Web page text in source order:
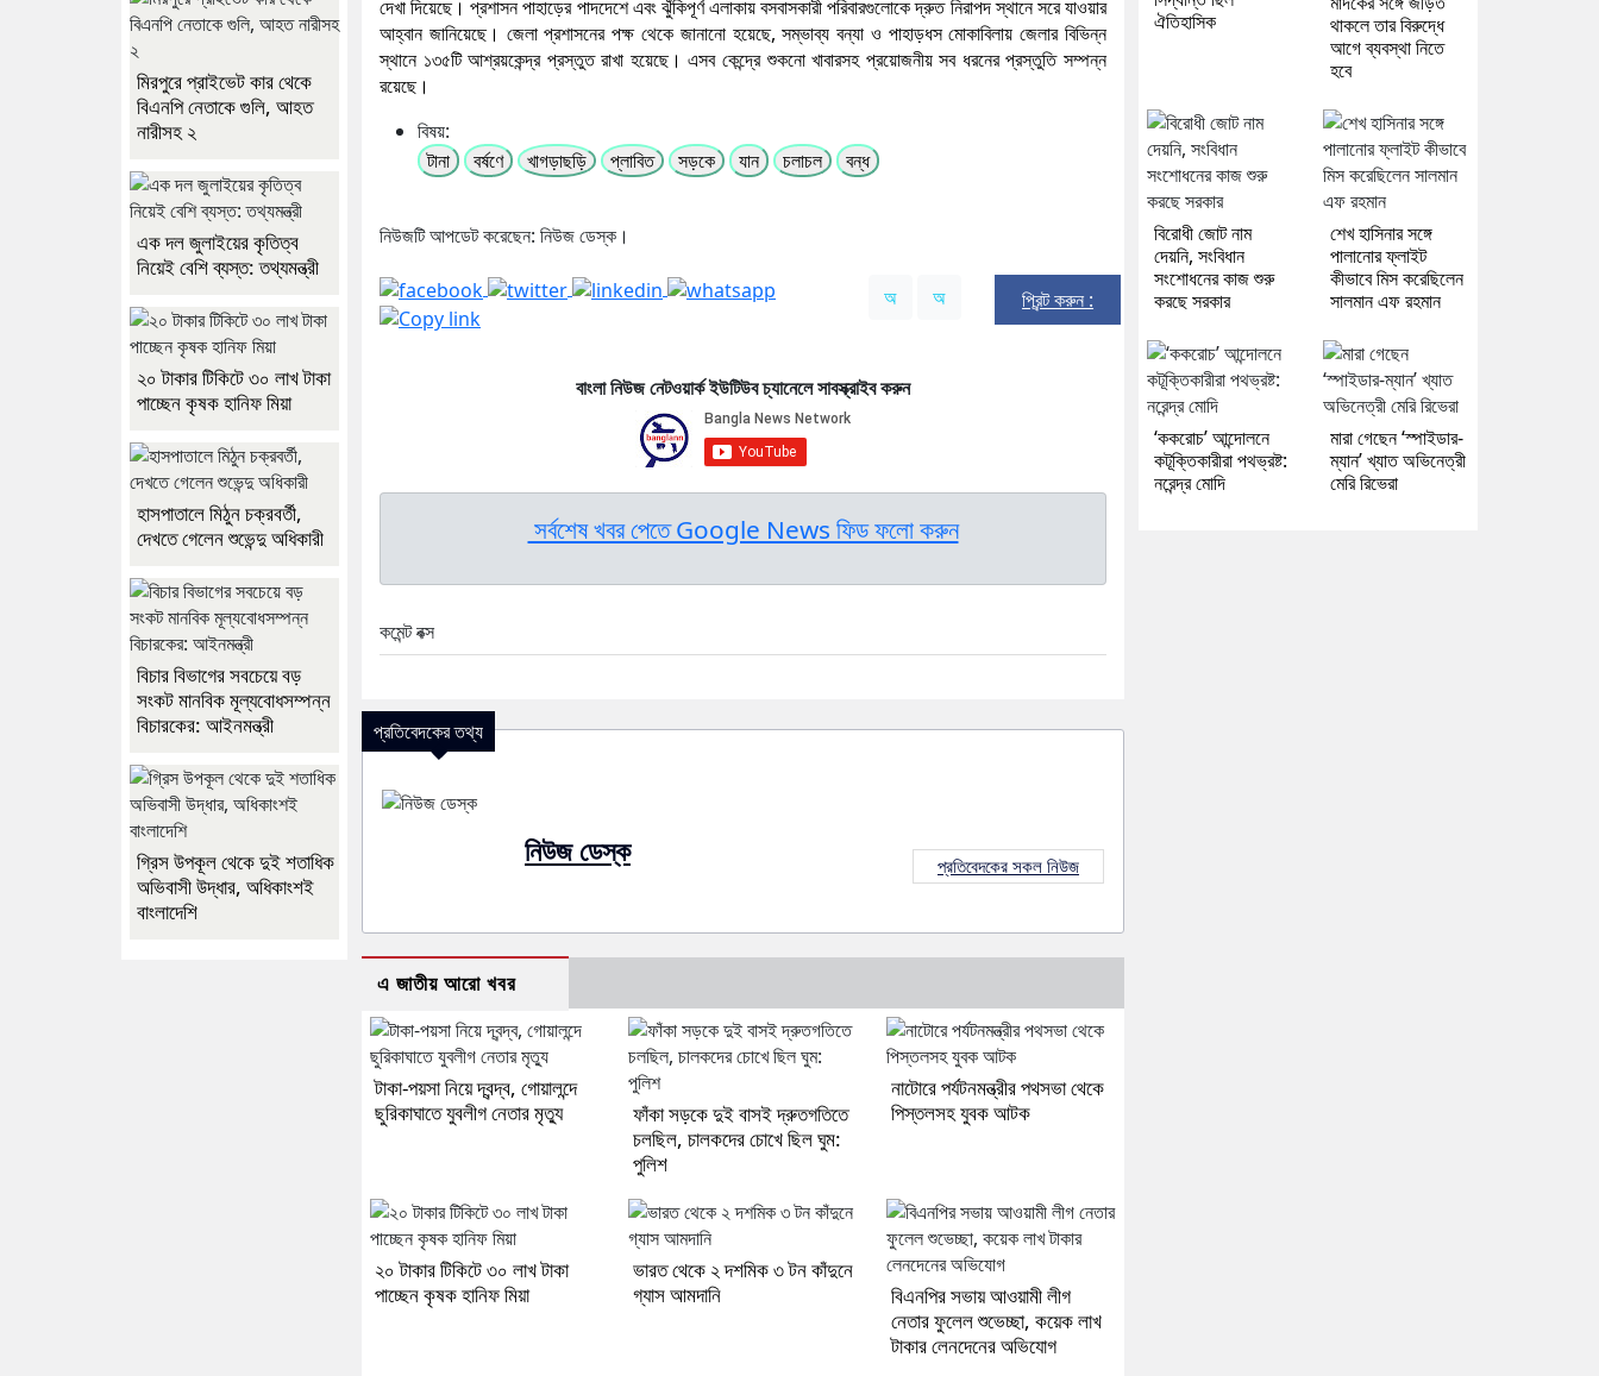
দেখা দিয়েছে। প্রশাসন পাহাড়ের পাদদেশে এবং ঝুঁকিপূর্ণ এলাকায় বসবাসকারী পরিবারগুলোকে দ্রুত নিরাপদ স্থানে সরে যাওয়ার
আহ্বান জানিয়েছে। জেলা প্রশাসনের পক্ষ থেকে জানানো হয়েছে, সম্ভাব্য বন্যা ও পাহাড়ধস মোকাবিলায় জেলার বিভিন্ন
স্থানে ১৩৫টি আশ্রয়কেন্দ্র প্রস্তুত রাখা হয়েছে। এসব কেন্দ্রে শুকনো খাবারসহ প্রয়োজনীয় সব ধরনের প্রস্তুতি সম্পন্ন
রয়েছে।
বিষয়:
টানা
বর্ষণে খাগড়াছড়ি প্লাবিত সড়কে যান চলাচল বন্ধ
নিউজটি আপডেট করেছেন: নিউজ ডেস্ক।
অ অ প্রিন্ট করুন :
বাংলা নিউজ নেটওয়ার্ক ইউটিউব চ্যানেলে সাবস্ক্রাইব করুন
সর্বশেষ খবর পেতে Google News ফিড ফলো করুন
কমেন্ট বক্স
প্রতিবেদকের তথ্য
নিউজ ডেস্ক প্রতিবেদকের সকল নিউজ
এ জাতীয় আরো খবর
টাকা-পয়সা নিয়ে দ্বন্দ্ব, গোয়ালন্দে
ছুরিকাঘাতে যুবলীগ নেতার মৃত্যু
ফাঁকা সড়কে দুই বাসই দ্রুতগতিতে
চলছিল, চালকদের চোখে ছিল ঘুম:
পুলিশ
নাটোরে পর্যটনমন্ত্রীর পথসভা থেকে
পিস্তলসহ যুবক আটক
২০ টাকার টিকিটে ৩০ লাখ টাকা
পাচ্ছেন কৃষক হানিফ মিয়া
ভারত থেকে ২ দশমিক ৩ টন কাঁদুনে
গ্যাস আমদানি
বিএনপির সভায় আওয়ামী লীগ
নেতার ফুলেল শুভেচ্ছা, কয়েক লাখ
টাকার লেনদেনের অভিযোগ
মিরপুরে প্রাইভেট কার থেকে
বিএনপি নেতাকে গুলি, আহত
নারীসহ ২
এক দল জুলাইয়ের কৃতিত্ব
নিয়েই বেশি ব্যস্ত: তথ্যমন্ত্রী
২০ টাকার টিকিটে ৩০ লাখ টাকা
পাচ্ছেন কৃষক হানিফ মিয়া
হাসপাতালে মিঠুন চক্রবর্তী,
দেখতে গেলেন শুভেন্দু অধিকারী
বিচার বিভাগের সবচেয়ে বড়
সংকট মানবিক মূল্যবোধসম্পন্ন
বিচারকের: আইনমন্ত্রী
গ্রিস উপকূল থেকে দুই শতাধিক
অভিবাসী উদ্ধার, অধিকাংশই
বাংলাদেশি
ঐতিহাসিক
থাকলে তার বিরুদ্ধে
আগে ব্যবস্থা নিতে
হবে
বিরোধী জোট নাম
দেয়নি, সংবিধান
সংশোধনের কাজ শুরু
করছে সরকার
শেখ হাসিনার সঙ্গে
পালানোর ফ্লাইট
কীভাবে মিস করেছিলেন
সালমান এফ রহমান
‘ককরোচ’ আন্দোলনে
কটূক্তিকারীরা পথভ্রষ্ট:
নরেন্দ্র মোদি
মারা গেছেন ‘স্পাইডার-
ম্যান’ খ্যাত অভিনেত্রী
মেরি রিভেরা